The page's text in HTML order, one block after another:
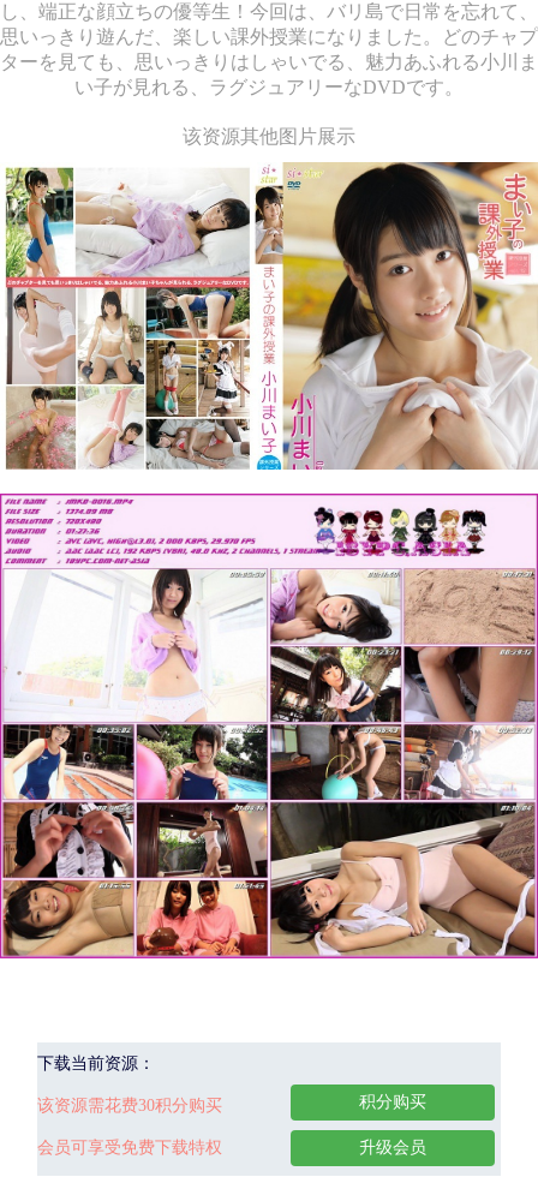
し、端正な顔立ちの優等生！今回は、バリ島で日常を忘れて、
思いっきり遊んだ、楽しい課外授業になりました。どのチャプ
ターを見ても、思いっきりはしゃいでる、魅力あふれる小川ま
い子が見れる、ラグジュアリーなDVDです。
该资源其他图片展示
下载当前资源：
该资源需花费30积分购买
会员可享受免费下载特权
积分购买
升级会员